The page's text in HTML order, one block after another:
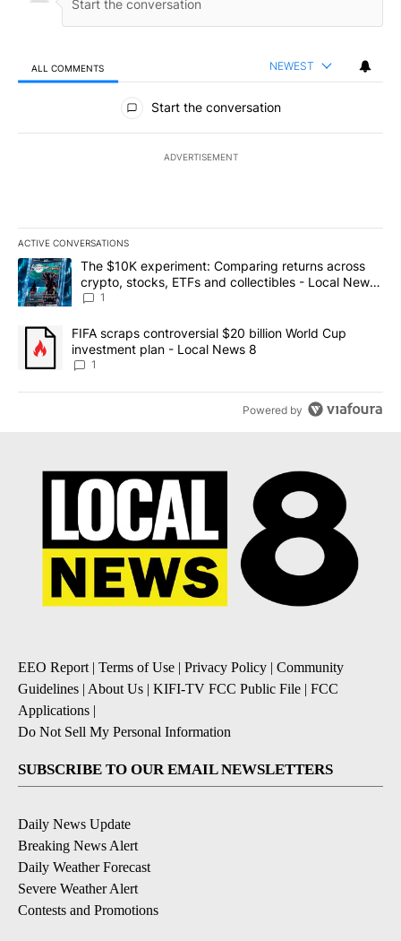
ALL COMMENTS NEWEST
All Comments
Start the conversation
ADVERTISEMENT
ACTIVE CONVERSATIONS
The following is a list of the most commented articles in the last
A trending article titled "The $10K experiment: Comparing
The $10K experiment: Comparing returns across
crypto, stocks, ETFs and collectibles - Local News
8
1
A trending article titled "FIFA scraps controversial $20 billion
FIFA scraps controversial $20 billion World Cup
investment plan - Local News 8
1
Powered by
EEO Report | Terms of Use | Privacy Policy | Community
Guidelines | About Us | KIFI-TV FCC Public File | FCC
Applications |
Do Not Sell My Personal Information
SUBSCRIBE TO OUR EMAIL NEWSLETTERS
Daily News Update
Breaking News Alert
Daily Weather Forecast
Severe Weather Alert
Contests and Promotions